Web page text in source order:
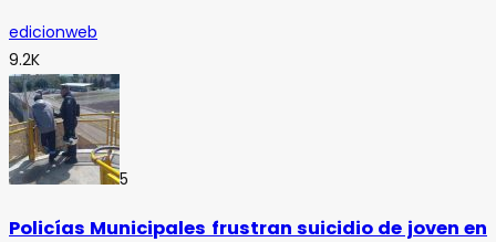
edicionweb
9.2K
5
Policías Municipales frustran suicidio de joven en